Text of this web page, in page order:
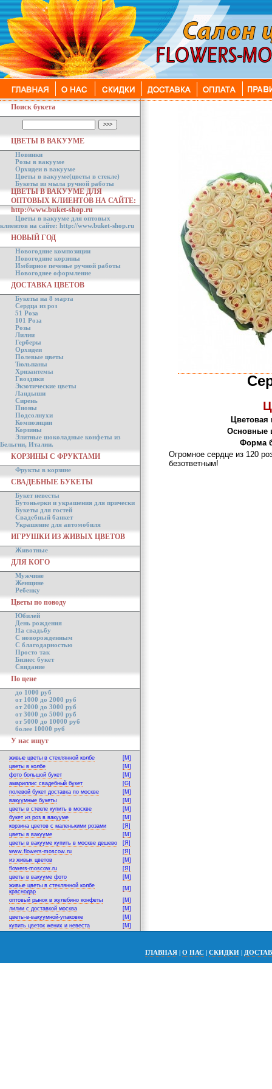
Поиск букета
ЦВЕТЫ В ВАКУУМЕ
Новинки
Розы в вакууме
Орхидеи в вакууме
Цветы в вакууме(цветы в стекле)
Букеты из мыла ручной работы
ЦВЕТЫ В ВАКУУМЕ ДЛЯ
ОПТОВЫХ КЛИЕНТОВ НА САЙТЕ:
http://www.buket-shop.ru
Цветы в вакууме для оптовых
клиентов на сайте: http://www.buket-shop.ru
НОВЫЙ ГОД
Новогодние композиции
Новогодние корзины
Имбирное печенье ручной работы
Новогоднее оформление
ДОСТАВКА ЦВЕТОВ
Букеты на 8 марта
Сердца из роз
51 Роза
101 Роза
Розы
Лилии
Герберы
Орхидеи
Полевые цветы
Тюльпаны
Хризантемы
Гвоздики
Экзотические цветы
Ландыши
Сирень
Пионы
Подсолнухи
Композиции
Корзины
Элитные шоколадные конфеты из
Бельгии, Италии.
КОРЗИНЫ С ФРУКТАМИ
Фрукты в корзине
СВАДЕБНЫЕ БУКЕТЫ
Букет невесты
Бутоньерки и украшения для прически
Букеты для гостей
Свадебный банкет
Украшение для автомобиля
ИГРУШКИ ИЗ ЖИВЫХ ЦВЕТОВ
Животные
ДЛЯ КОГО
Мужчине
Женщине
Ребенку
Цветы по поводу
Юбилей
День рождения
На свадьбу
С новорожденным
С благодарностью
Просто так
Бизнес букет
Свидание
По цене
до 1000 руб
от 1000 до 2000 руб
от 2000 до 3000 руб
от 3000 до 5000 руб
от 5000 до 10000 руб
более 10000 руб
У нас ищут
живые цветы в стеклянной колбе
[M]
цветы в колбе
[M]
фото большой букет
[M]
амариллис свадебный букет
[G]
полевой букет доставка по москве
[M]
вакуумные букеты
[M]
цветы в стекле купить в москве
[M]
букет из роз в вакууме
[M]
корзина цветов с маленькими розами
[Я]
цветы в вакууме
[M]
цветы в вакууме купить в москве дешево
[Я]
www.flowers-moscow.ru
[Я]
из живых цветов
[M]
flowers-moscow.ru
[Я]
цветы в вакууме фото
[M]
живые цветы в стеклянной колбе
краснодар
[M]
оптовый рынок в жулебино конфеты
[M]
лилии с доставкой москва
[M]
цветы-в-вакуумной-упаковке
[M]
купить цветок жених и невеста
[M]
Цветовая
Основные
Форма
Огромное сердце из 120
безответным!
ГЛАВНАЯ | О НАС | СКИДКИ |